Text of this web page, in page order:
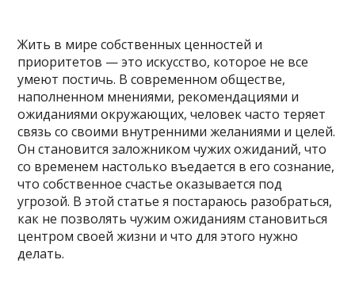
Жить в мире собственных ценностей и
приоритетов — это искусство, которое не все
умеют постичь. В современном обществе,
наполненном мнениями, рекомендациями и
ожиданиями окружающих, человек часто теряет
связь со своими внутренними желаниями и целей.
Он становится заложником чужих ожиданий, что
со временем настолько въедается в его сознание,
что собственное счастье оказывается под
угрозой. В этой статье я постараюсь разобраться,
как не позволять чужим ожиданиям становиться
центром своей жизни и что для этого нужно
делать.